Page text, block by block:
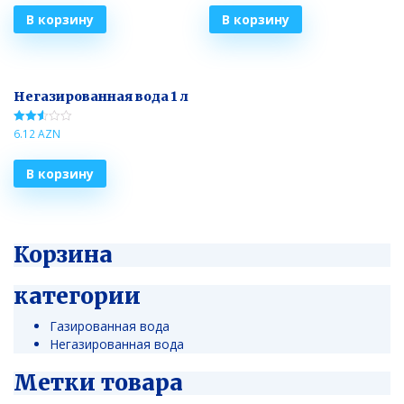
В корзину В корзину
Негазированная вода 1 л
Оценка
6.12AZN
В корзину
Корзина
категории
Газированная вода
Негазированная вода
Метки товара